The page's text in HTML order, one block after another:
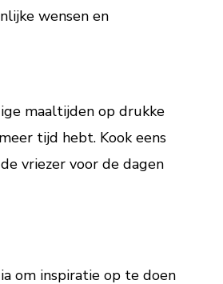
wensen en
maaltijden op drukke
tijd hebt. Kook eens
vriezer voor de dagen
om inspiratie op te doen